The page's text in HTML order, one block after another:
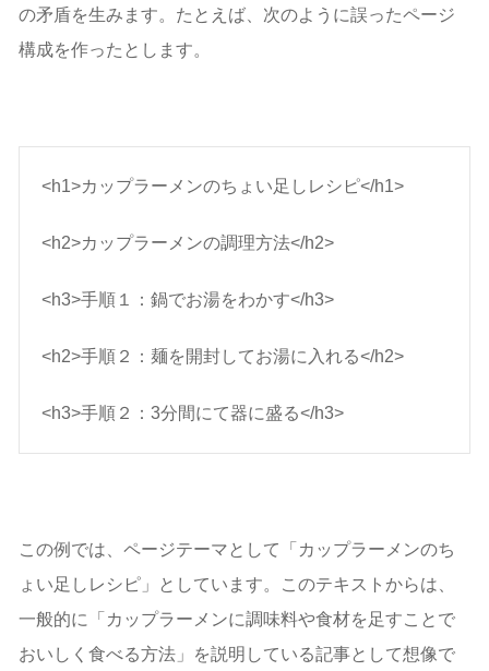
の矛盾を生みます。たとえば、次のように誤ったページ
構成を作ったとします。
<h1>カップラーメンのちょい足しレシピ</h1>
<h2>カップラーメンの調理方法</h2>
<h3>手順１：鍋でお湯をわかす</h3>
<h2>手順２：麺を開封してお湯に入れる</h2>
<h3>手順２：3分間にて器に盛る</h3>
この例では、ページテーマとして「カップラーメンのち
ょい足しレシピ」としています。このテキストからは、
一般的に「カップラーメンに調味料や食材を足すことで
おいしく食べる方法」を説明している記事として想像で